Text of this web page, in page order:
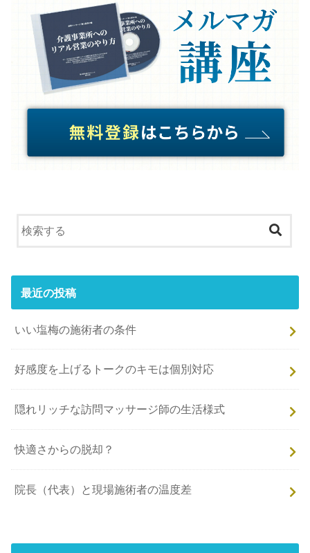
最近の投稿
いい塩梅の施術者の条件
好感度を上げるトークのキモは個別対応
隠れリッチな訪問マッサージ師の生活様式
快適さからの脱却？
院長（代表）と現場施術者の温度差